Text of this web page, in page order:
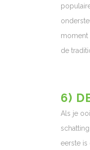
moment
de
6)
Als je
eerste is